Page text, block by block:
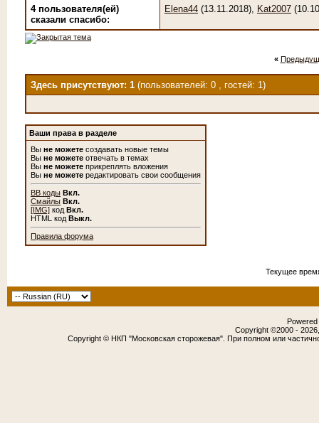
4 пользователя(ей)
сказали cпасибо:
Elena44 (13.11.2018), Kat2007
«
Здесь присутствуют: 1 (пользователей: 0 , гостей: 1)
Ваши права в разделе
Вы не можете создавать новые темы
Вы не можете отвечать в темах
Вы не можете прикреплять вложения
Вы не можете редактировать свои сообщения
BB коды Вкл.
Смайлы Вкл.
[IMG] код Вкл.
HTML код Выкл.
Правила форума
Текущее
Copyright ©2000 -
Copyright © НКП "Московская сторожевая". При полном или